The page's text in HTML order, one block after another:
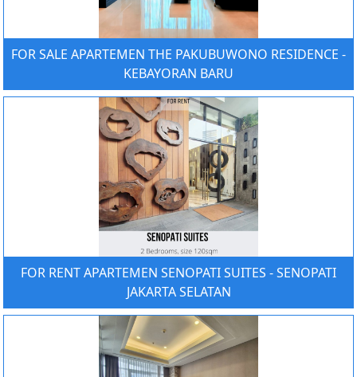
FOR SALE APARTEMEN THE PAKUBUWONO RESIDENCE -
KEBAYORAN BARU
FOR RENT APARTEMEN SENOPATI SUITES - SENOPATI
JAKARTA SELATAN